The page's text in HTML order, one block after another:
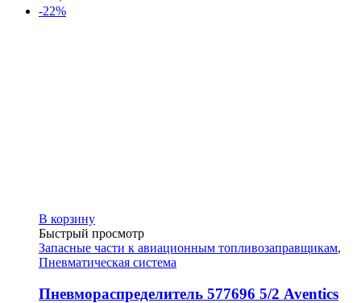
-22%
В корзину
Быстрый просмотр
Запасные части к авиационным топливозаправщикам,
Пневматическая система
Пневмораспределитель 577696 5/2 Aventics